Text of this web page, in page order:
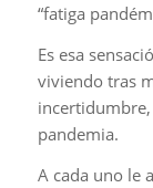
“fatiga
Es esa
viviendo tras
pandemia.
A cada uno le